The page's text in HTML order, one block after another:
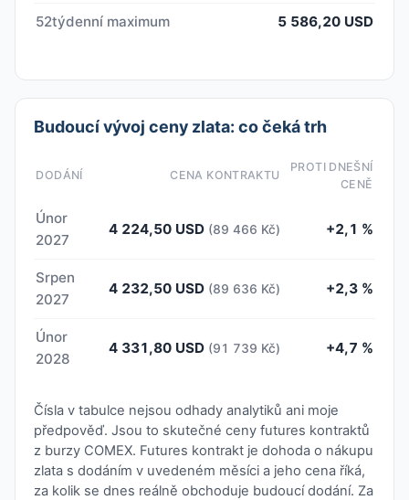
52týdenní maximum 5 586,20 USD
Budoucí vývoj ceny zlata: co čeká trh
DODÁNÍ CENA KONTRAKTU
PROTI DNEŠNÍ
CENĚ
Únor
2027
4 224,50 USD (89 466 Kč) +2,1 %
Srpen
2027
4 232,50 USD (89 636 Kč) +2,3 %
Únor
2028
4 331,80 USD (91 739 Kč) +4,7 %
Čísla v tabulce nejsou odhady analytiků ani moje
předpověď. Jsou to skutečné ceny futures kontraktů
z burzy COMEX. Futures kontrakt je dohoda o nákupu
zlata s dodáním v uvedeném měsíci a jeho cena říká,
za kolik se dnes reálně obchoduje budoucí dodání. Za